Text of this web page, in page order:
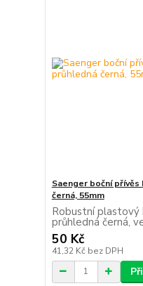
Saenger boční
černá, 55mm
Robustní plastový
průhledná černá,
50 Kč
41,32 Kč bez DPH